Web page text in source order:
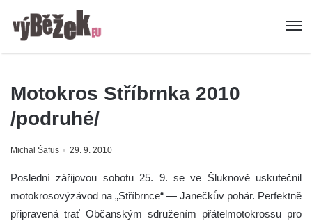
Motokros Stříbrnka 2010
/podruhé/
Michal Šafus 29. 9. 2010
Poslední zářijovou sobotu 25. 9. se ve Šluknově uskutečnil
motokrosovýzávod na „Stříbrnce“ — Janečkův pohár. Perfektně
připravená trať Občanským sdružením přátelmotokrossu pro